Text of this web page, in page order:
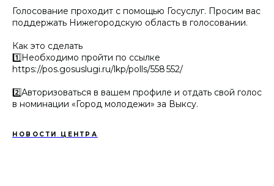
Голосование проходит с помощью Госуслуг. Просим вас
поддержать Нижегородскую область в голосовании.
Как это сделать
1️⃣Необходимо пройти по ссылке
https://pos.gosuslugi.ru/lkp/polls/558 552/
2️⃣Авторизоваться в вашем профиле и отдать свой голос
в номинации «Город молодежи» за Выксу.
НОВОСТИ ЦЕНТРА